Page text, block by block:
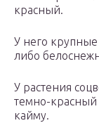
красный.
У него
либо
У растения
темно-
кайму.